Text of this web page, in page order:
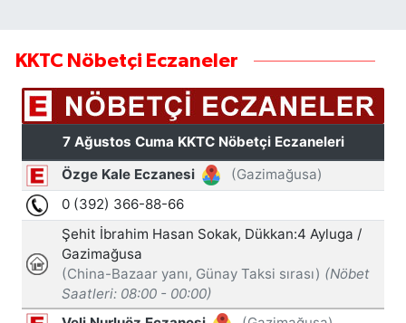
KKTC Nöbetçi Eczaneler